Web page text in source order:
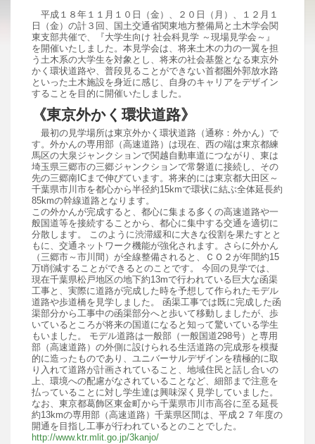
平成１８年１１月１０日（金）、２０日（月）、１２月１
日（金）の計３回、国土交通省関東地方整備局と土木学会関
東支部共催で、『大学生向け 社会科見学 ～現場見学会～』
を開催いたしました。本見学会は、将来土木の力の一翼を担
う土木系の大学生を対象とし、将来の社会基盤となる東京外
かく環状道路や、普段見ることができない首都圏外郭放水路
といった土木施設を身近に感じ、自身のキャリアをデザイン
することを目的に開催いたしました。
《東京外かく環状道路》
最初の見学場所は東京外かく環状道路（通称：外かん）で
す。外かんの専用部（高速道路）は現在、西の端は東京都練
馬区の大泉ジャンクションで関越自動車道につながり、東は
埼玉県三郷市の三郷ジャンクションで常磐道に接続し、その
先の三郷南ICまで伸びています。将来的には東京都大田区～
千葉県市川市を都心から半径約15kmで環状に結ぶ全体延長約
85kmの幹線道路となります。
この外かんが完成すると、都心に集まる多くの高速道路や一
般国道等を接続することから、都心に集中する交通を適切に
分散します。 このように渋滞緩和に大きな役割を果たすとと
もに、交通ネットワーク機能が強化されます。さらに外かん
（三郷市～市川間）が全線整備されると、ＣＯ２が年間約15
万t削減することができるとのことです。 今回の見学では、
現在千葉県松戸地区の地下約13mで行われている巨大な函渠
工事と、実際に道路が完成した時を予想して作られたモデル
道路や歩道橋を見学しました。 函渠工事では既に完成した函
渠部分から工事中の函渠部分へと歩いて移動しましたが、歩
いているところが将来の国道になると知って驚いている学生
もいました。 モデル道路は一般部（一般国道298号）と専用
部（高速道路）の外側に設けられる生活道路の完成形を模擬
的に造ったものであり、ユニバーサルデザインを積極的に取
り入れて道路が計画されていること、地域住民と話し合いの
上、環境への配慮がなされていることなど、細部まで注意を
払っていることに対し学生達は興味深く見学していました。
なお、東京都葛飾区東金町から千葉県市川市高谷に至る延長
約13kmの専用部（高速道路）千葉県区間は、平成２７年度の
開通を目指し工事が行われているとのことでした。
http://www.ktr.mlit.go.jp/3kanjo/